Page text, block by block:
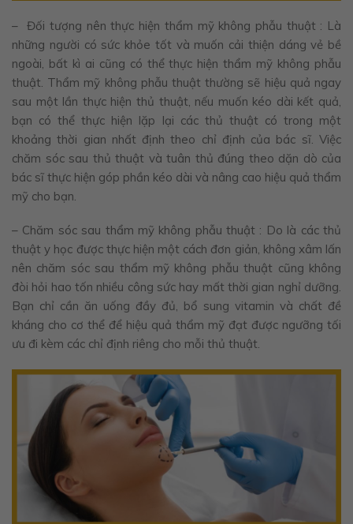
– Đối tượng nên thực hiện thẩm mỹ không phẫu thuật : Là
những người có sức khỏe tốt và muốn cải thiện dáng vẻ bề
ngoài, bất kì ai cũng có thể thực hiện thẩm mỹ không phẫu
thuật. Thẩm mỹ không phẫu thuật thường sẽ hiệu quả ngay
sau một lần thực hiện thủ thuật, nếu muốn kéo dài kết quả,
bạn có thể thực hiện lặp lại các thủ thuật có trong một
khoảng thời gian nhất định theo chỉ định của bác sĩ. Việc
chăm sóc sau thủ thuật và tuân thủ đúng theo dặn dò của
bác sĩ thực hiện góp phần kéo dài và nâng cao hiệu quả thẩm
mỹ cho bạn.
– Chăm sóc sau thẩm mỹ không phẫu thuật : Do là các thủ
thuật y học được thực hiện một cách đơn giản, không xâm lấn
nên chăm sóc sau thẩm mỹ không phẫu thuật cũng không
đòi hỏi hao tốn nhiều công sức hay mất thời gian nghỉ dưỡng.
Bạn chỉ cần ăn uống đầy đủ, bổ sung vitamin và chất đề
kháng cho cơ thể để hiệu quả thẩm mỹ đạt được ngưỡng tối
ưu đi kèm các chỉ định riêng cho mỗi thủ thuật.